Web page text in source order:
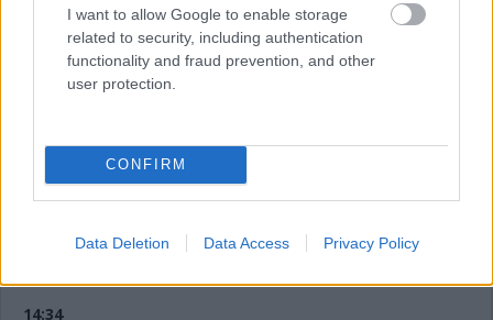
I want to allow Google to enable storage
related to security, including authentication
functionality and fraud prevention, and other
user protection.
CONFIRM
Data Deletion Data Access Privacy Policy
körönként 5 másodpercet jelentene. Erőből nem nagyon lehet
megoldani, de ha a szerencse is Fraga kezére játszik,
visszahozhatja a sírból (avagy az éjszakai defektből) a
győzelmet.
A #83-as is letudta az utolsó nagyszervizt, Nielsen ült
be oda is, a papíron legerősebb versenyző. Keatingnek voltak
emberfeletti teljesítmény mellett némi szerencse is kellene a
verseny megfordításához.
14:34